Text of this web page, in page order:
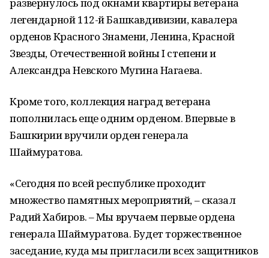
легендарной 112-й Башкавдивизии, кавалера
орденов Красного Знамени, Ленина, Красной
Звезды, Отечественной войны I степени и
Александра Невского Мугина Нагаева.
Кроме того, коллекция наград ветерана
пополнилась еще одним орденом. Впервые в
Башкирии вручили орден генерала
Шаймуратова.
«Сегодня по всей республике проходит
множество памятных мероприятий, – сказал
Радий Хабиров. – Мы вручаем первые ордена
генерала Шаймуратова. Будет торжественное
заседание, куда мы пригласили всех защитников